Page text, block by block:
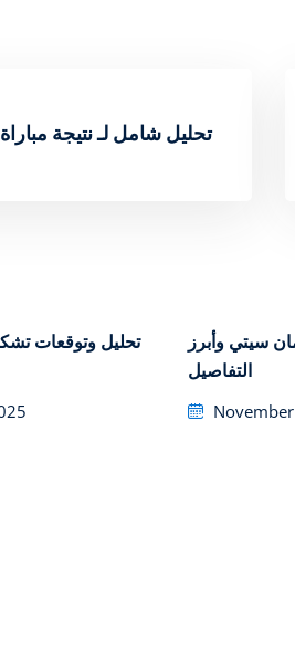
تحليل شامل لـ نتيجة
تحليل وتوقعات
سيتي وأبرز
التفاصيل
Posted